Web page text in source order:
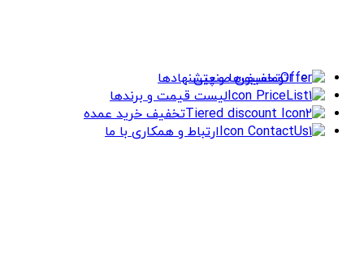
اتوماسیون صنعتی
تخفیف‌ها و پیشنهادها
لیست قیمت و برندها
تخفیف خرید عمده
ارتباط و همکاری با ما